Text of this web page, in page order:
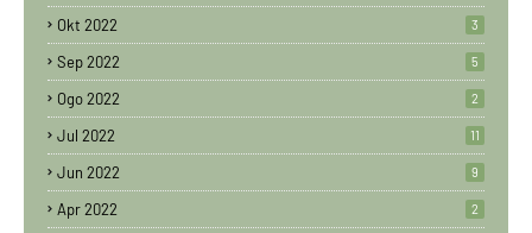
Okt 2022 3
Sep 2022 5
Ogo 2022 2
Jul 2022 11
Jun 2022 9
Apr 2022 2